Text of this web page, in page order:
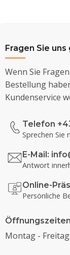
Fragen Sie uns
Wenn Sie
Bestellung
Kundenservice
Telefon
Sprechen Sie
E-Mail:
Antwort
Online-
Persönliche
Öffnungszeiten
Montag -